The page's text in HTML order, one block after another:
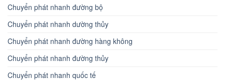
Chuyển phát nhanh đường bộ
Chuyển phát nhanh dường thủy
Chuyển phát nhanh đường hàng không
Chuyển phát nhanh đường thủy
Chuyển phát nhanh quốc tế